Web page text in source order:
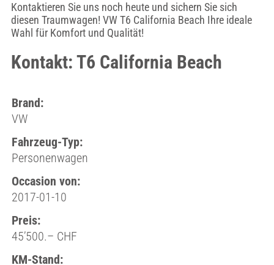
Kontaktieren Sie uns noch heute und sichern Sie sich
diesen Traumwagen! VW T6 California Beach Ihre ideale
Wahl für Komfort und Qualität!
Kontakt: T6 California Beach
Brand:
VW
Fahrzeug-Typ:
Personenwagen
Occasion von:
2017-01-10
Preis:
45’500.– CHF
KM-Stand: